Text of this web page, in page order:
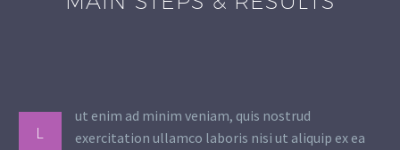
L
ut enim ad minim veniam, quis nostrud
exercitation ullamco laboris nisi ut aliquip ex ea